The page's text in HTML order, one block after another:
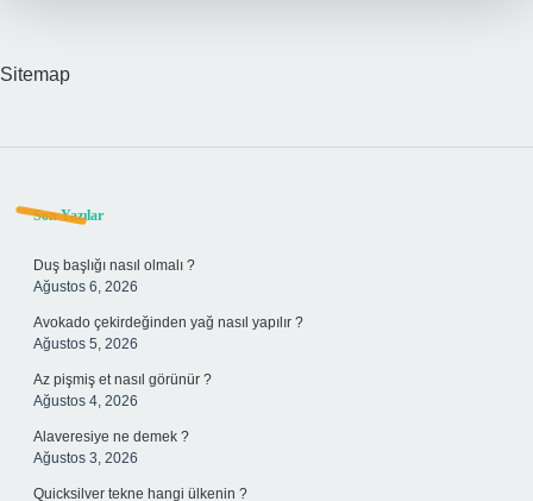
Sitemap
Sidebar
Son Yazılar
Duş başlığı nasıl olmalı ?
Ağustos 6, 2026
Avokado çekirdeğinden yağ nasıl yapılır ?
Ağustos 5, 2026
Az pişmiş et nasıl görünür ?
Ağustos 4, 2026
Alaveresiye ne demek ?
Ağustos 3, 2026
Quicksilver tekne hangi ülkenin ?